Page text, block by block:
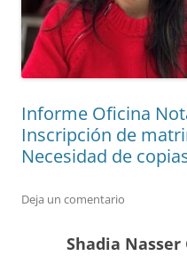
Informe Oficina
Inscripción de
Necesidad de
Deja un comentario
Shadia